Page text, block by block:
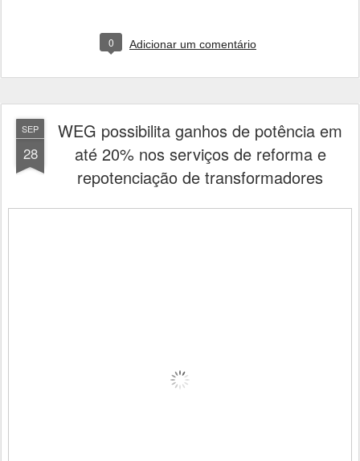
0 Adicionar um comentário
SEP
28
WEG possibilita ganhos de potência em
até 20% nos serviços de reforma e
repotenciação de transformadores